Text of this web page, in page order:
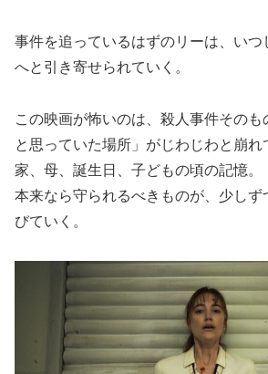
事件を追っているはずのリーは、いつ
へと引き寄せられていく。
この映画が怖いのは、殺人事件その
と思っていた場所」がじわじわと崩れ
家、母、誕生日、子どもの頃の記憶。
本来なら守られるべきものが、少しず
びていく。